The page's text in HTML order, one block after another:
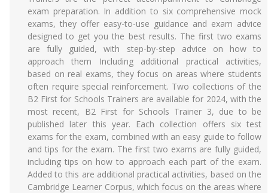
exam preparation. In addition to six comprehensive mock
exams, they offer easy-to-use guidance and exam advice
designed to get you the best results. The first two exams
are fully guided, with step-by-step advice on how to
approach them Including additional practical activities,
based on real exams, they focus on areas where students
often require special reinforcement. Two collections of the
B2 First for Schools Trainers are available for 2024, with the
most recent, B2 First for Schools Trainer 3, due to be
published later this year. Each collection offers six test
exams for the exam, combined with an easy guide to follow
and tips for the exam. The first two exams are fully guided,
including tips on how to approach each part of the exam.
Added to this are additional practical activities, based on the
Cambridge Learner Corpus, which focus on the areas where